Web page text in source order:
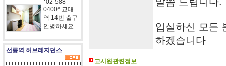
*02-588-
0400* 교대
역 14번 출구
안녕하세요
...
선릉역 허브레지던스
입실하신 모든
하겠습니다
고시원관련정보